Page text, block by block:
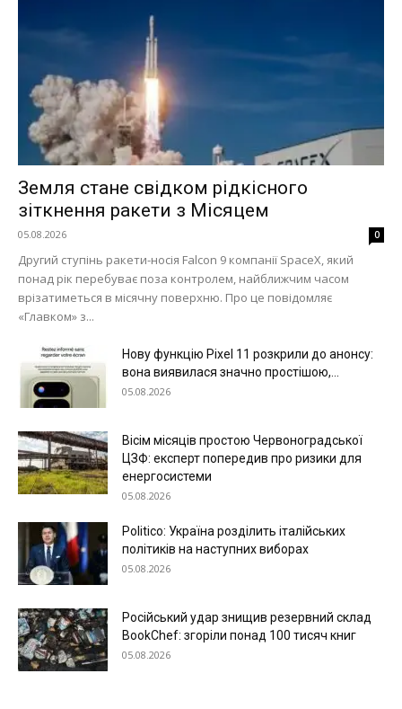
Земля стане свідком рідкісного
зіткнення ракети з Місяцем
05.08.2026 0
Другий ступінь ракети-носія Falcon 9 компанії SpaceX, який
понад рік перебуває поза контролем, найближчим часом
врізатиметься в місячну поверхню. Про це повідомляє
«Главком» з...
Нову функцію Pixel 11 розкрили до анонсу:
вона виявилася значно простішою,...
05.08.2026
Вісім місяців простою Червоноградської
ЦЗФ: експерт попередив про ризики для
енергосистеми
05.08.2026
Politico: Україна розділить італійських
політиків на наступних виборах
05.08.2026
Російський удар знищив резервний склад
BookChef: згоріли понад 100 тисяч книг
05.08.2026